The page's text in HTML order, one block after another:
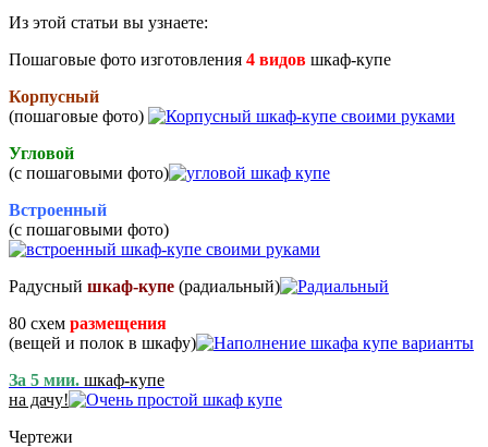
Из этой статьи вы узнаете:
Пошаговые фото изготовления 4 видов шкаф-купе
Корпусный
(пошаговые фото)
Угловой
(с пошаговыми фото)
Встроенный
(с пошаговыми фото)
Радусный шкаф-купе (радиальный)
80 схем размещения
(вещей и полок в шкафу)
За 5 мии. шкаф-купе
на дачу!
Чертежи